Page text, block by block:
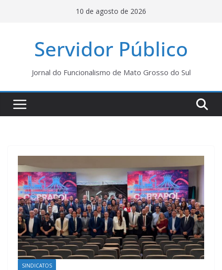
10 de agosto de 2026
Servidor Público
Jornal do Funcionalismo de Mato Grosso do Sul
SINDICATOS